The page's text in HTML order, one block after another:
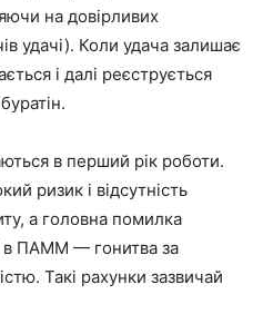
на довірливих
удачі). Коли удача залишає
і далі реєструється
в перший рік роботи.
ризик і відсутність
а головна помилка
в ПАММ — гонитва за
Такі рахунки зазвичай